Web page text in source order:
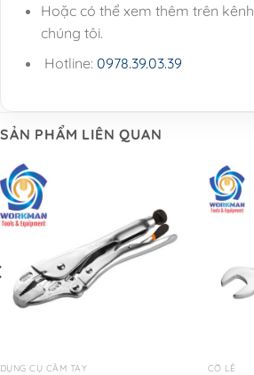
Hoặc có thể xem thêm trên kênh
chúng tôi.
Hotline: 0978.39.03.39
SẢN PHẨM LIÊN QUAN
DỤNG CỤ CẦM TAY CỜ LÊ